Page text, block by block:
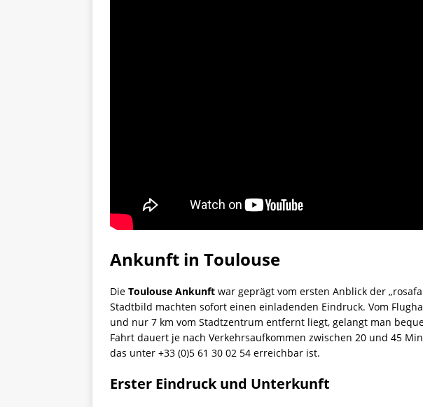
Ankunft in Toulouse
Die Toulouse Ankunft war geprägt vom ersten Anblick der
Stadtbild machten sofort einen einladenden Eindruck. Vom
und nur 7 km vom Stadtzentrum entfernt liegt, gelangt man
Fahrt dauert je nach Verkehrsaufkommen zwischen 20 und 45
das unter +33 (0)5 61 30 02 54 erreichbar ist.
Erster Eindruck und Unterkunft